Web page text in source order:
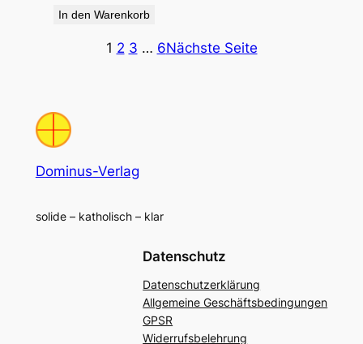
In den Warenkorb
1 2 3 … 6Nächste Seite
Dominus-Verlag
solide – katholisch – klar
Datenschutz
Datenschutzerklärung
Allgemeine Geschäftsbedingungen
GPSR
Widerrufsbelehrung